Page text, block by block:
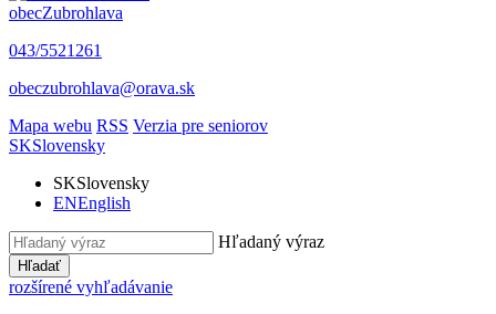
obecZubrohlava
043/5521261
obeczubrohlava@orava.sk
Mapa webu RSS Verzia pre seniorov
SKSlovensky
SKSlovensky
ENEnglish
Hľadaný výraz
Hľadať
rozšírené vyhľadávanie